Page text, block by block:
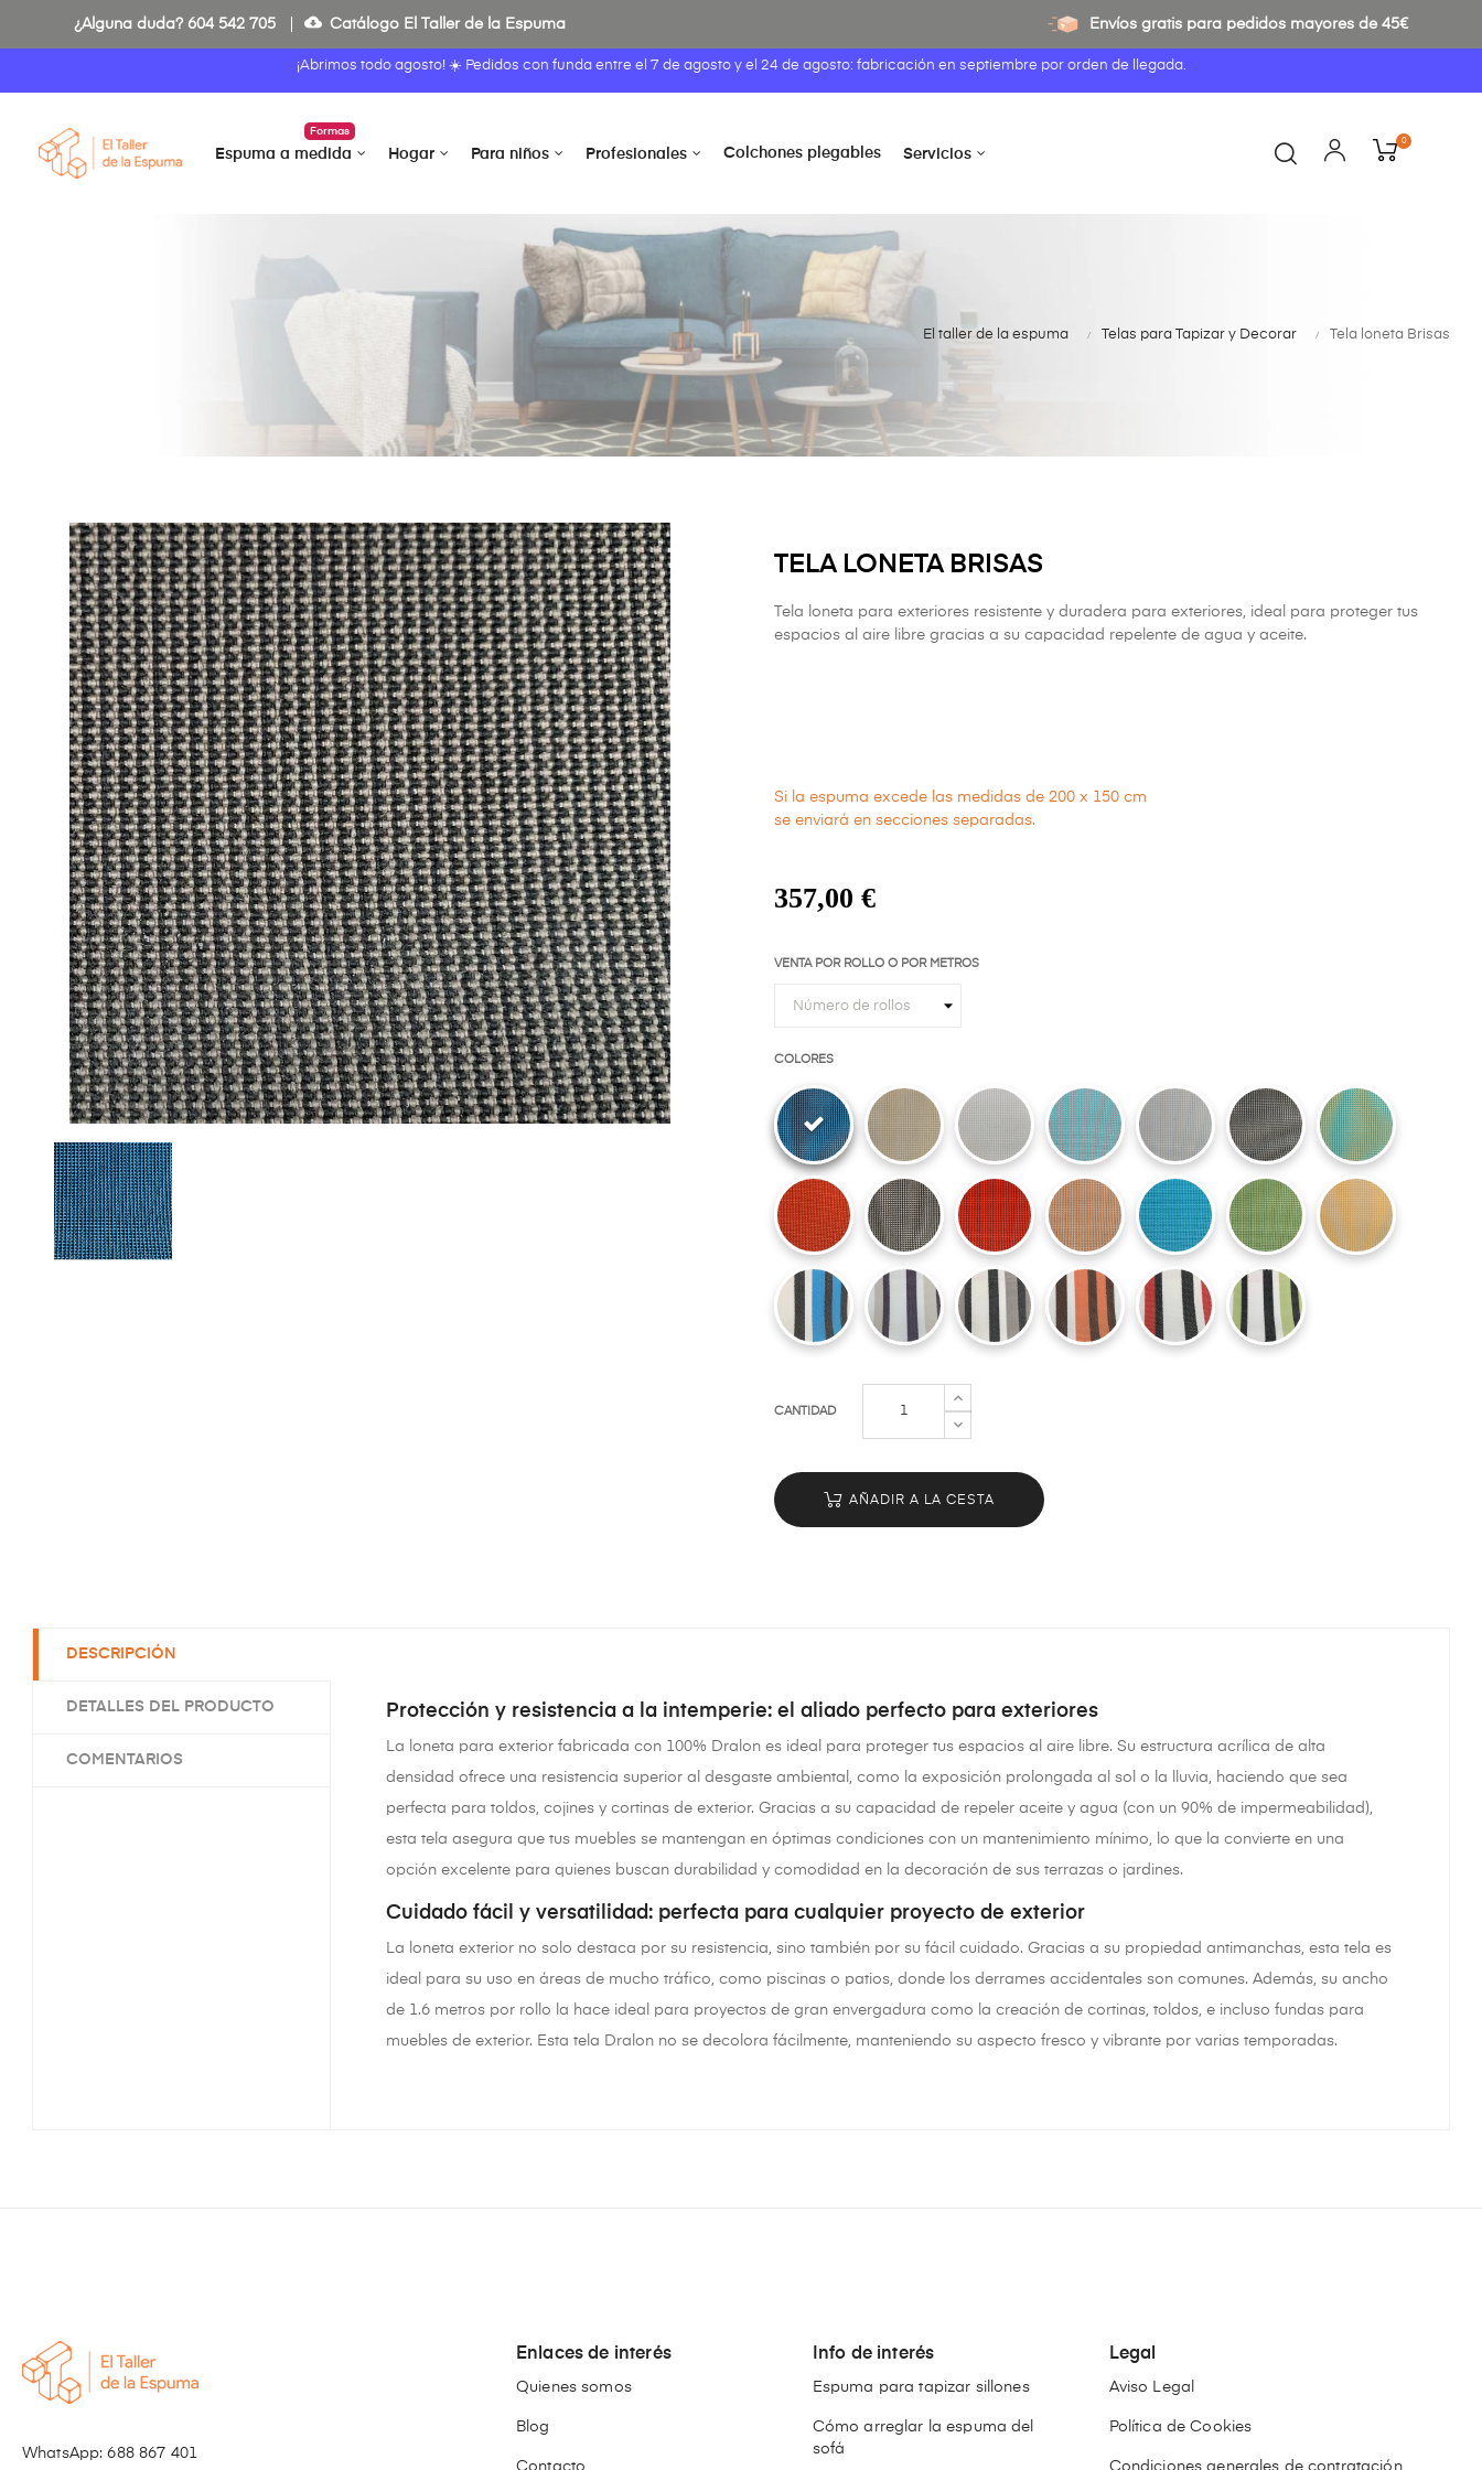
¿Alguna duda? 604 542 705 cloud_download Catálogo El Taller de la Espuma Envíos gratis para pedidos mayores de 45€
¡Abrimos todo agosto! ☀️ Pedidos con funda entre el 7 de agostoy el 24 de agosto: fabricación en septiembre por orden de llegada.
Formas
Espuma a medida Hogar Para niños Profesionales Colchones plegables Servicios
0
El taller de la espuma Telas para Tapizar y Decorar Tela loneta Brisas
TELA LONETA BRISAS
Tela loneta para exteriores resistente y duradera para exteriores, ideal para proteger tus
espacios al aire libre gracias a su capacidad repelente de agua y aceite.
Si la espuma excede las medidas de 200 x 150 cm
se enviará en secciones separadas.
357,00 €
VENTA POR ROLLO O POR METROS
COLORES
CANTIDAD
AÑADIR A LA CESTA
DESCRIPCIÓN
DETALLES DEL PRODUCTO
COMENTARIOS
Protección y resistencia a la intemperie: el aliado perfecto para exteriores
La loneta para exterior fabricada con 100% Dralon es ideal para proteger tus espacios al aire libre. Su estructura acrílica de alta
densidad ofrece una resistencia superior al desgaste ambiental, como la exposición prolongada al sol o la lluvia, haciendo que sea
perfecta para toldos, cojines y cortinas de exterior. Gracias a su capacidad de repeler aceite y agua (con un 90% de impermeabilidad),
esta tela asegura que tus muebles se mantengan en óptimas condiciones con un mantenimiento mínimo, lo que la convierte en una
opción excelente para quienes buscan durabilidad y comodidad en la decoración de sus terrazas o jardines​.
Cuidado fácil y versatilidad: perfecta para cualquier proyecto de exterior
La loneta exterior no solo destaca por su resistencia, sino también por su fácil cuidado. Gracias a su propiedad antimanchas, esta tela es
ideal para su uso en áreas de mucho tráfico, como piscinas o patios, donde los derrames accidentales son comunes. Además, su ancho
de 1.6 metros por rollo la hace ideal para proyectos de gran envergadura como la creación de cortinas, toldos, e incluso fundas para
muebles de exterior. Esta tela Dralon no se decolora fácilmente, manteniendo su aspecto fresco y vibrante por varias temporadas​.
WhatsApp:688 867 401
Enlaces de interés
Quienes somos
Blog
Contacto
Info de interés
Espuma para tapizar sillones
Cómo arreglar la espuma del
sofá
Legal
Aviso Legal
Política de Cookies
Condiciones generales de contratación